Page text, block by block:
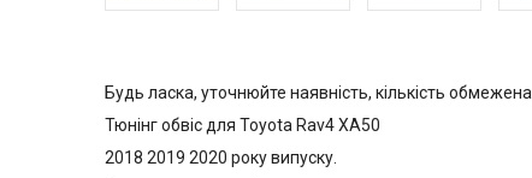
Будь ласка, уточнюйте наявність, кількість обмежена.
Тюнінг обвіс для Toyota Rav4 XA50
2018 2019 2020 року випуску.